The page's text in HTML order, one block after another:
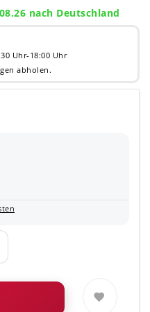
nach Deutschland
Uhr-18:00 Uhr
abholen.